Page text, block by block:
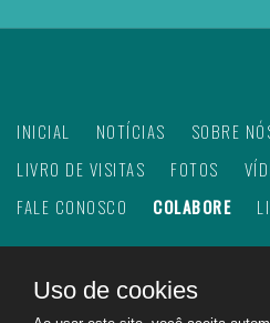
INICIAL NOTÍCIAS SOBRE
LIVRO DE VISITAS
FOTOS
FALE CONOSCO
COLABORE
2026Web Rádio Fraternidade.
Uso de cookies